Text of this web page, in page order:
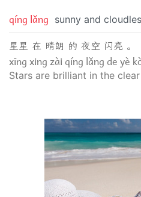
qíng lǎng sunny and
星星 在 晴朗 的 夜空 闪亮 。
xīng xing zài qíng lǎng de yè
Stars are brilliant in the